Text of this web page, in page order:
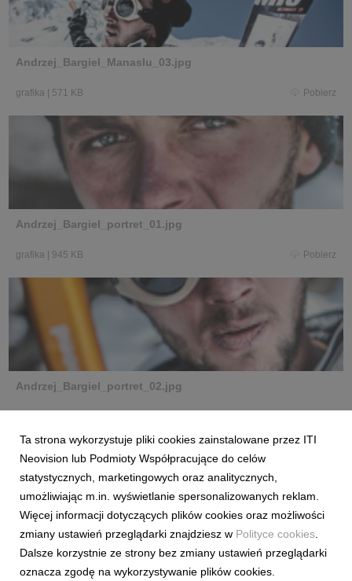
Andrzej_Bargiel_Manaslu_03.jpg
grafika 571 KB Pobierz
Andrzej_Bargiel_portret_01.jpg
grafika 945 KB Pobierz
Andrzej_Bargiel_portret_02.jpg
Andrzej_Bargiel_Manaslu_02.jpg
grafika|784 KB
Ta strona wykorzystuje pliki cookies zainstalowane przez ITI
Neovision lub Podmioty Współpracujące do celów
statystycznych, marketingowych oraz analitycznych,
umożliwiając m.in. wyświetlanie spersonalizowanych reklam.
Więcej informacji dotyczących plików cookies oraz możliwości
zmiany ustawień przeglądarki znajdziesz w Polityce cookies
Dalsze korzystnie ze strony bez zmiany ustawień przeglądarki
oznacza zgodę na wykorzystywanie plików cookies.